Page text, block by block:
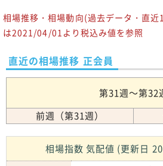
相場推移・相場動向(過去データ・直
は2021/04/01より税込み値を参照
直近の相場推移 正会員
第31週～第32
前週（第31週）
相場指数 気配値 (更新日